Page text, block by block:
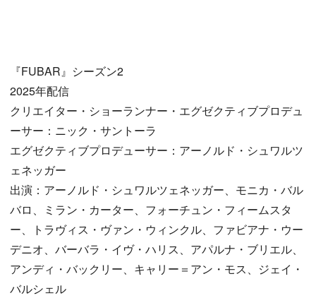
『FUBAR』シーズン2
2025年配信
クリエイター・ショーランナー・エグゼクティブプロデュ
ーサー：ニック・サントーラ
エグゼクティブプロデューサー：アーノルド・シュワルツ
ェネッガー
出演：アーノルド・シュワルツェネッガー、モニカ・バル
バロ、ミラン・カーター、フォーチュン・フィームスタ
ー、トラヴィス・ヴァン・ウィンクル、ファビアナ・ウー
デニオ、バーバラ・イヴ・ハリス、アパルナ・ブリエル、
アンディ・バックリー、キャリー＝アン・モス、ジェイ・
バルシェル